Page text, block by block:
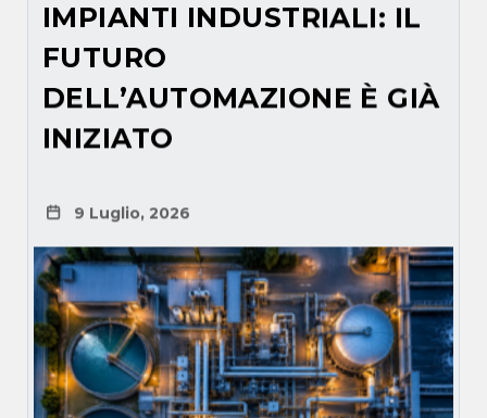
IMPIANTI INDUSTRIALI: IL
FUTURO
DELL’AUTOMAZIONE È GIÀ
INIZIATO
9 Luglio, 2026